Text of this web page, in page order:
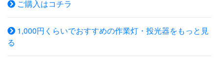
で、商品が到着致しましたら、まず保証説明書の内容と、
商品の状態をご確認頂きますようお願い申し上げます。※
掲載画像と実商品のカラーは、モニターの状態等によって
若干異なることがございます。※付属品は仕様変更等によ
0V 定格周波数:50/60 Hz 防水規格:IP66 本体:アルミ合金 照
射角:130° コードの長さ:約3.0m(プラグ付） 重量:0.4KG サ
イズ(約):113X85X70(mm) 寿命:100000時間 商品内容:10
W 投光器 X 1 ※コンセントを差し込んでから約2-3秒ほど
で点灯いたします。 【商品詳細】 ◆LED採用の省エネ投
ご購入はコチラ
1,000円くらいでおすすめの作業灯・投光器をもっと見
る